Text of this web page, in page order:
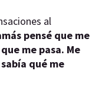
al
pensé que me
me pasa. Me
qué me